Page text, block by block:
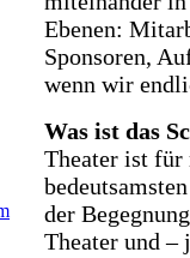
Ebenen:
Sponsoren,
wenn wir
Was ist das
Theater ist für
der
Theater und –